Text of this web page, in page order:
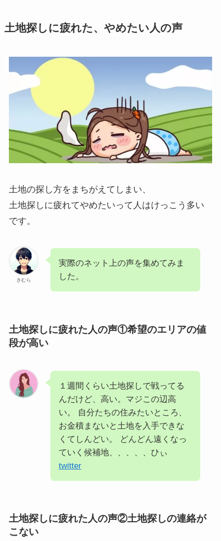
土地探しに疲れた、やめたい人の声
土地の探し方をまちがえてしまい、
土地探しに疲れてやめたいって人はけっこう多い
です。
きむら
実際のネット上の声を集めてみま
した。
土地探しに疲れた人の声①希望のエリアの値
段が高い
１週間くらい土地探しで戦ってる
んだけど、高い。マジこの辺高
い。 自分たちの住みたいところ、
お金積まないと土地を入手できな
くてしんどい。 どんどん遠くなっ
ていく候補地、、、、、ひぃ
twitter
土地探しに疲れた人の声②土地探しの連絡が
こない